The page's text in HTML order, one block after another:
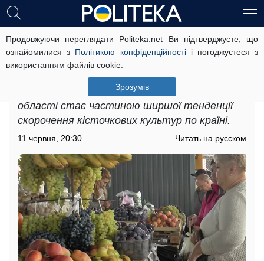
Продовжуючи переглядати Politeka.net Ви підтверджуєте, що
ознайомилися з Політикою конфіденційностіі погоджуєтеся з
використанням файлів cookie.
Зрозумів
Дефіцит фруктів у
Дніпропетровській області: які нові
виклики змушені долати українці
Дефіцит фруктів у Дніпропетровській
області стає частиною ширшої тенденції
скорочення кісточкових культур по країні.
11 червня, 20:30 Читать на русском